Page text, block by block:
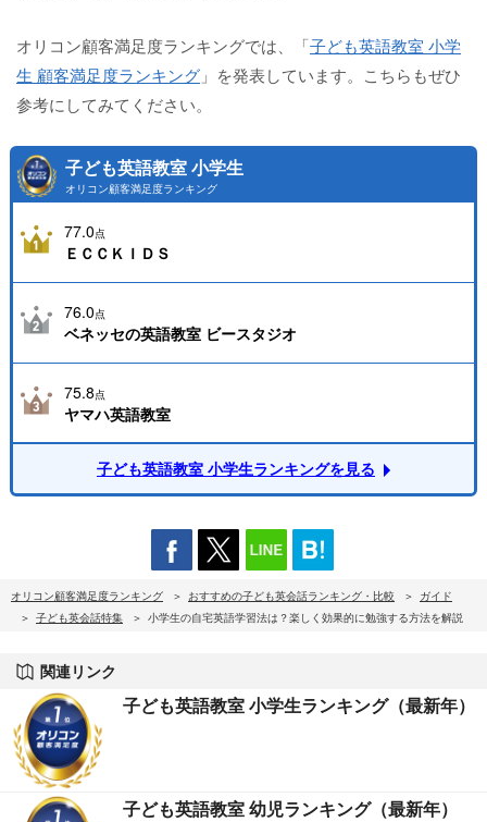
オリコン顧客満足度ランキングでは、「子ども英語教室 小学
生 顧客満足度ランキング 」を発表しています。こちらもぜひ
参考にしてみてください。
子ども英語教室 小学生
オリコン顧客満足度ランキング
77.0点
ＥＣＣＫＩＤＳ
76.0点
ベネッセの英語教室 ビースタジオ
75.8点
ヤマハ英語教室
子ども英語教室 小学生ランキングを見る
オリコン顧客満足度ランキング おすすめの子ども英会話ランキング・比較
ガイド
子ども英会話特集
小学生の自宅英語学習法は？楽しく効果的に勉強する方法を解説
関連リンク
子ども英語教室 小学生ランキング（最新年）
子ども英語教室 幼児ランキング（最新年）